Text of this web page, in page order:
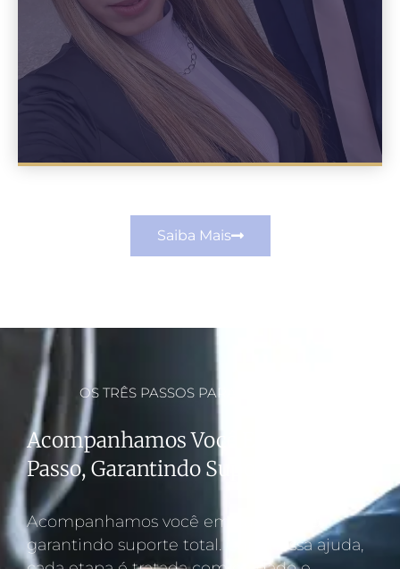
Saiba Mais
OS TRÊS PASSOS PARA O SUCESSO
Acompanhamos Você Em Cada
Passo, Garantindo Suporte Total.
Acompanhamos você em cada passo,
garantindo suporte total. Com nossa ajuda,